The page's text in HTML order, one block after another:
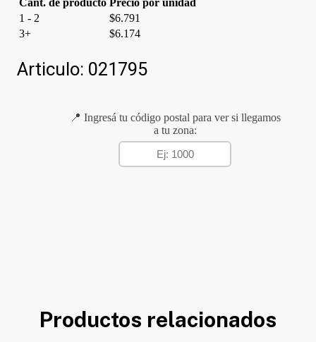
Cant. de producto Precio por unidad
1 - 2
$6.791
3+
$6.174
Articulo: 021795
📍 Ingresá tu código postal para ver si llegamos
a tu zona:
Productos relacionados